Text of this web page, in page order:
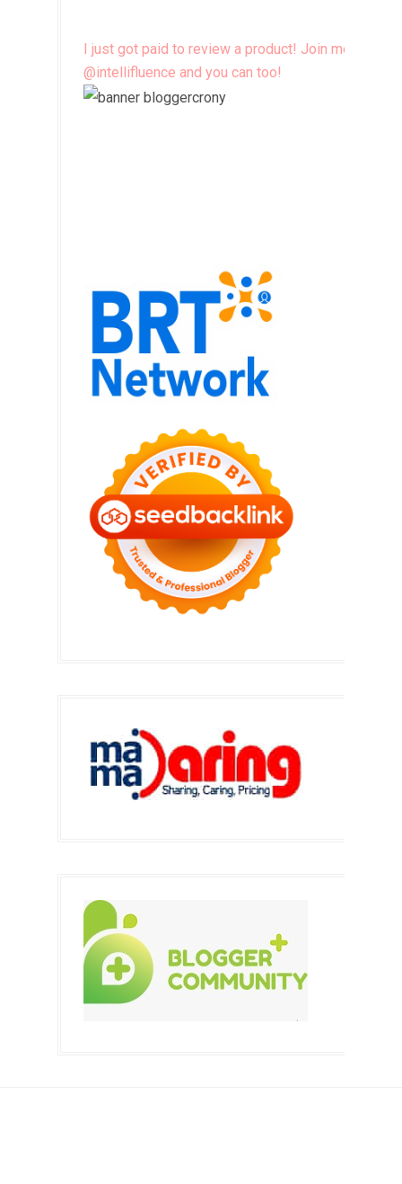
I just got paid to review a product! Join me
@intellifluence and you can too!